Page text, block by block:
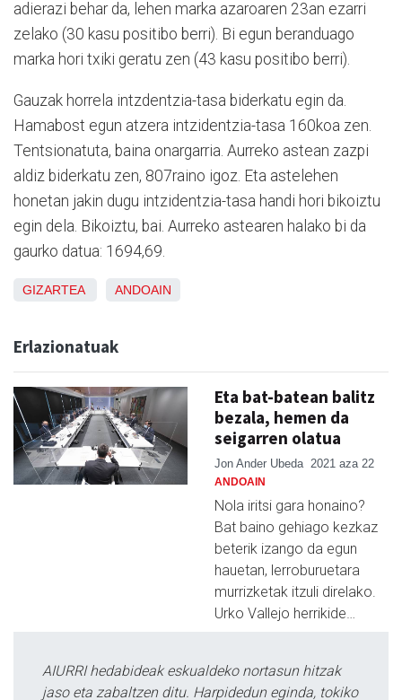
adierazi behar da, lehen marka azaroaren 23an ezarri
zelako (30 kasu positibo berri). Bi egun beranduago
marka hori txiki geratu zen (43 kasu positibo berri).
Gauzak horrela intzdentzia-tasa biderkatu egin da.
Hamabost egun atzera intzidentzia-tasa 160koa zen.
Tentsionatuta, baina onargarria. Aurreko astean zazpi
aldiz biderkatu zen, 807raino igoz. Eta astelehen
honetan jakin dugu intzidentzia-tasa handi hori bikoiztu
egin dela. Bikoiztu, bai. Aurreko astearen halako bi da
gaurko datua: 1694,69.
GIZARTEA ANDOAIN
Erlazionatuak
Eta bat-batean balitz
bezala, hemen da
seigarren olatua
Jon Ander Ubeda 2021 aza 22
ANDOAIN
Nola iritsi gara honaino?
Bat baino gehiago kezkaz
beterik izango da egun
hauetan, lerroburuetara
murrizketak itzuli direlako.
Urko Vallejo herrikide…
AIURRI hedabideak eskualdeko nortasun hitzak
jaso eta zabaltzen ditu. Harpidedun eginda, tokiko